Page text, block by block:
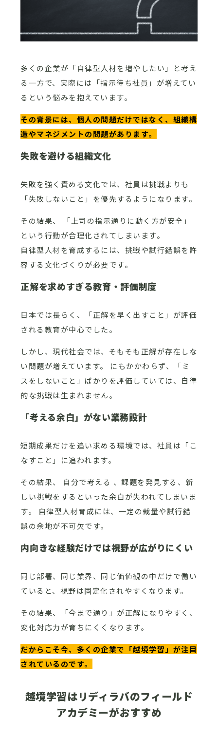
多くの企業が「自律型人材を増やしたい」と考え
る一方で、実際には「指示待ち社員」が増えてい
るという悩みを抱えています。
その背景には、個人の問題だけではなく、組織構
造やマネジメントの問題があります。
失敗を避ける組織文化
失敗を強く責める文化では、社員は挑戦よりも
「失敗しないこと」を優先するようになります。
その結果、 「上司の指示通りに動く方が安全」
という行動が合理化されてしまいます。
自律型人材を育成するには、挑戦や試行錯誤を許
容する文化づくりが必要です。
正解を求めすぎる教育・評価制度
日本では長らく、「正解を早く出すこと」が評価
される教育が中心でした。
しかし、現代社会では、そもそも正解が存在しな
い問題が増えています。 にもかかわらず、「ミ
スをしないこと」ばかりを評価していては、自律
的な挑戦は生まれません。
「考える余白」がない業務設計
短期成果だけを追い求める環境では、社員は「こ
なすこと」に追われます。
その結果、 自分で考える 、課題を発見する、新
しい挑戦をするといった余白が失われてしまいま
す。 自律型人材育成には、一定の裁量や試行錯
誤の余地が不可欠です。
内向きな経験だけでは視野が広がりにくい
同じ部署、同じ業界、同じ価値観の中だけで働い
ていると、視野は固定化されやすくなります。
その結果、「今まで通り」が正解になりやすく、
変化対応力が育ちにくくなります。
だからこそ今、多くの企業で「越境学習」が注目
されているのです。
越境学習はリディラバのフィールド
アカデミーがおすすめ